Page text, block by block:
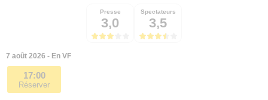
Presse
3,0
Spectateurs
3,5
7 août 2026 - En VF
17:00
Réserver